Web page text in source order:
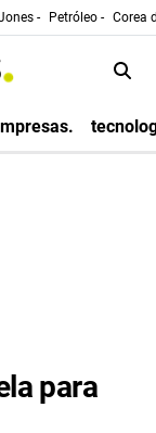
- Petróleo - Corea
para